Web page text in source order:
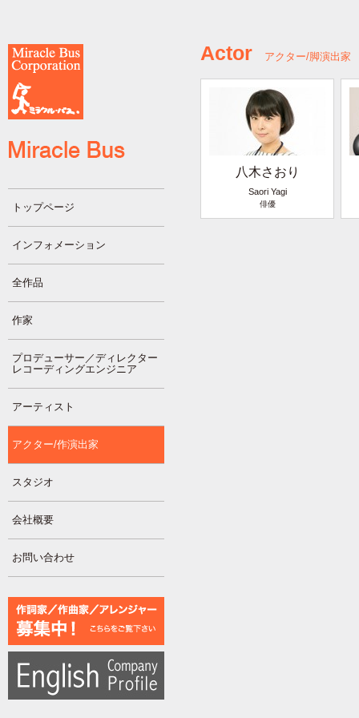
トップページ
インフォメーション
全作品
作家
プロデューサー／ディレクター
レコーディングエンジニア
アーティスト
アクター/作演出家
スタジオ
会社概要
お問い合わせ
Actor アクター/脚演出家
八木さおり
Saori Yagi
俳優